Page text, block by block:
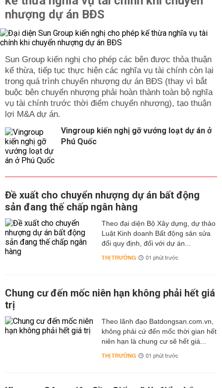
nhượng dự án BĐS
Sun Group kiến nghị cho phép các bên được thỏa thuận
kế thừa, tiếp tục thực hiện các nghĩa vụ tài chính còn lại
trong quá trình chuyển nhượng dự án BĐS (thay vì bắt
buộc bên chuyển nhượng phải hoàn thành toàn bộ nghĩa
vụ tài chính trước thời điểm chuyển nhượng), tạo thuận
lợi M&A dự án.
Vingroup kiến nghị gỡ vướng loạt dự án ở
Phú Quốc
Đề xuất cho chuyển nhượng dự án bất động
sản đang thế chấp ngân hàng
Theo đại diện Bộ Xây dựng, dự thảo
Luật Kinh doanh Bất động sản sửa
đổi quy định, đối với dự án...
THỊ TRƯỜNG 01 phút trước
Chung cư đến mốc niên hạn không phải hết giá
trị
Theo lãnh đạo Batdongsan.com.vn,
không phải cứ đến mốc thời gian hết
niên hạn là chung cư sẽ hết giá...
THỊ TRƯỜNG 01 phút trước